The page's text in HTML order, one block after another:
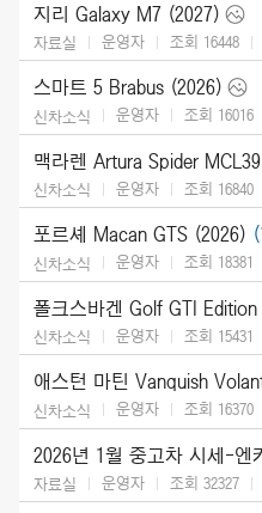
지리 Galaxy M7 (2027)
자료실 운영자 조회 16448
스마트 5 Brabus (2026)
신차소식 운영자 조회 16016
신차소식 운영자 조회 16840
포르셰 Macan GTS (2026)
신차소식 운영자 조회 18381
폴크스바겐 Golf GTI
신차소식 운영자 조회 15431
신차소식 운영자 조회 16370
2026년 1월 중고차 시세-엔
자료실 운영자 조회 32327